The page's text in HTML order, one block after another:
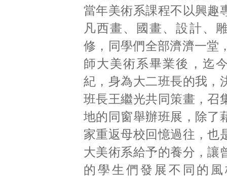
當年美術系課程不以興趣
凡西畫、國畫、設計、
修，同學們全部濟濟一堂
師大美術系畢業後，迄
紀，身為大二班長的我，
班長王繼光共同策畫，召
地的同窗舉辦班展，除了
家重返母校回憶過往，也
大美術系給予的養分，讓
的學生們發展不同的